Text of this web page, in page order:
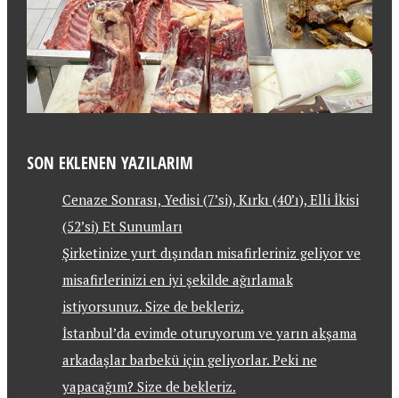
SON EKLENEN YAZILARIM
Cenaze Sonrası, Yedisi (7’si), Kırkı (40’ı), Elli İkisi
(52’si) Et Sunumları
Şirketinize yurt dışından misafirleriniz geliyor ve
misafirlerinizi en iyi şekilde ağırlamak
istiyorsunuz. Size de bekleriz.
İstanbul’da evimde oturuyorum ve yarın akşama
arkadaşlar barbekü için geliyorlar. Peki ne
yapacağım? Size de bekleriz.